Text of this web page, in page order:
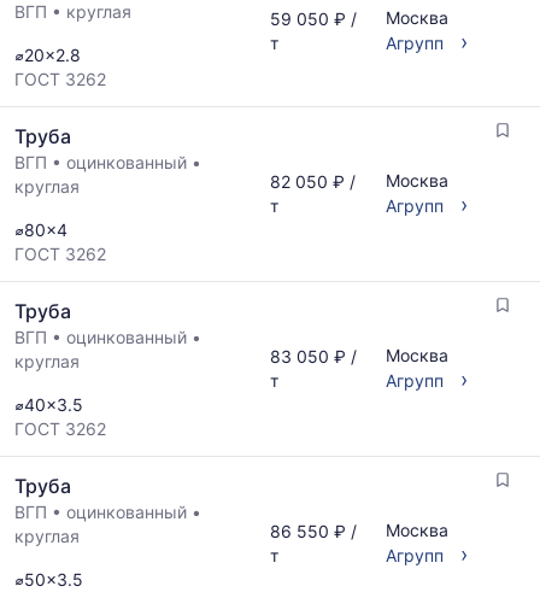
ВГП • круглая
⌀20x2.8
ГОСТ 3262
59 050 ₽ /
т
Москва
Агрупп
›
Труба
ВГП • оцинкованный •
круглая
⌀80x4
ГОСТ 3262
82 050 ₽ /
т
Москва
Агрупп
›
Труба
ВГП • оцинкованный •
круглая
⌀40x3.5
ГОСТ 3262
83 050 ₽ /
т
Москва
Агрупп
›
Труба
ВГП • оцинкованный •
круглая
⌀50x3.5
86 550 ₽ /
т
Москва
Агрупп
›